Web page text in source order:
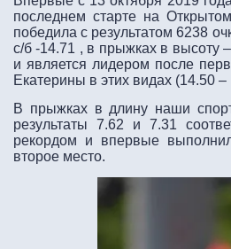
последнем старте на
победила с результатом 6238
с/б -14.71 , в прыжках в высоту
и является лидером после
Екатерины в этих видах (14.50
В прыжках в длину наши
результаты 7.62 и 7.31
рекордом и впервые
второе место.